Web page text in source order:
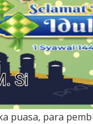
puasa, para